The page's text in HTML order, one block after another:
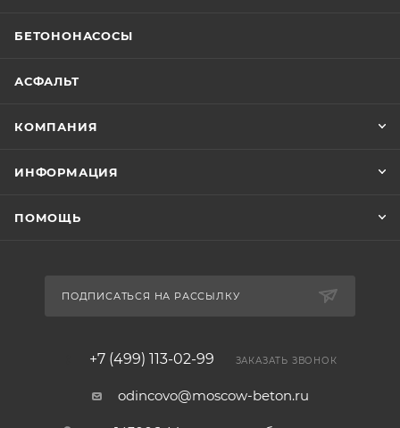
БЕТОНОНАСОСЫ
АСФАЛЬТ
КОМПАНИЯ
ИНФОРМАЦИЯ
ПОМОЩЬ
ПОДПИСАТЬСЯ НА РАССЫЛКУ
+7 (499) 113-02-99 ЗАКАЗАТЬ ЗВОНОК
odincovo@moscow-beton.ru